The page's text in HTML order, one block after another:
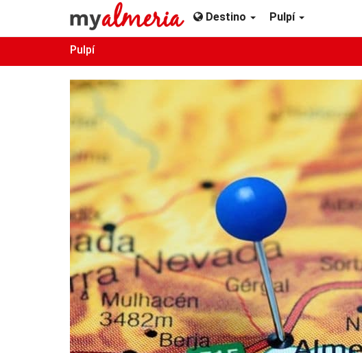
Destino Pulpí
Pulpí